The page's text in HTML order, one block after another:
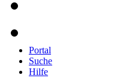
Portal
Suche
Hilfe